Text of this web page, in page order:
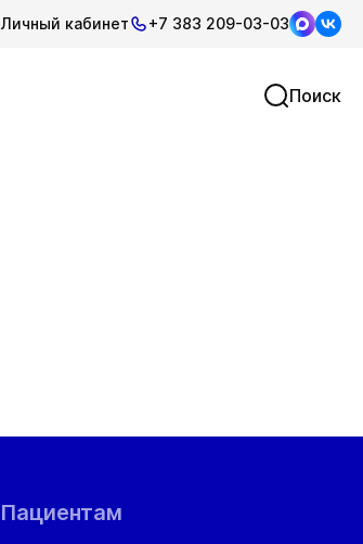
Личный кабинет +7 383 209-03-03
Поиск
Пациентам